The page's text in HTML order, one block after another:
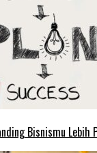
Bisnismu Lebih